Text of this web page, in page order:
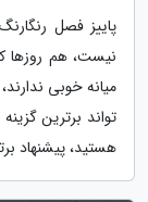
پاییز فصل
نیست، هم روزها
میانه خوبی
تواند برترین
هستید، پیشنهاد